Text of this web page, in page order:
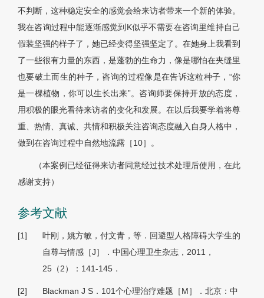
不判断，这种稳定安全的感觉会给来访者带来一个新的体验。
我在咨询过程中能逐渐感觉到K似乎不需要在咨询里维持自己
假装坚强的样子了，她已经变得坚强坚定了。在她身上我看到
了一些很有力量的东西，是蓬勃的生命力，像是哪怕在夹缝里
也要破土而生的种子，咨询的过程像是在告诉这粒种子，“你
是一棵植物，你可以生长出来”。咨询师要保持开放的态度，
用积极的眼光看待来访者的变化和发展。在以后我要学着将尊
重、热情、真诚、共情和积极关注咨询态度融入自身人格中，
做到在咨询过程中自然地流露［10］。
（本案例已经征得来访者同意经过技术处理后使用，在此
感谢支持）
参考文献
[1]
叶刚，姚方敏，付文青，等．回避型人格障碍大学生的
自尊与情感［J］．中国心理卫生杂志，2011，
25（2）：141-145．
[2]
Blackman J S．101个心理治疗难题［M］．北京：中